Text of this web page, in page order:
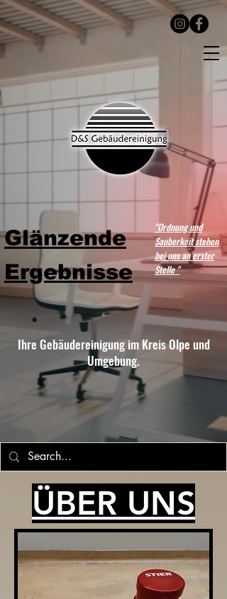
Glänzende
Ergebnisse
"Ordnung und
Sauberkeit stehen
bei uns an erster
Stelle "
Ihre Gebäudereinigung im Kreis Olpe und
Umgebung.
ÜBER UNS